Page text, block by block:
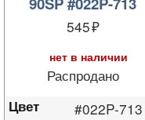
545
нет в наличии
Распродано
Цвет #022P-713